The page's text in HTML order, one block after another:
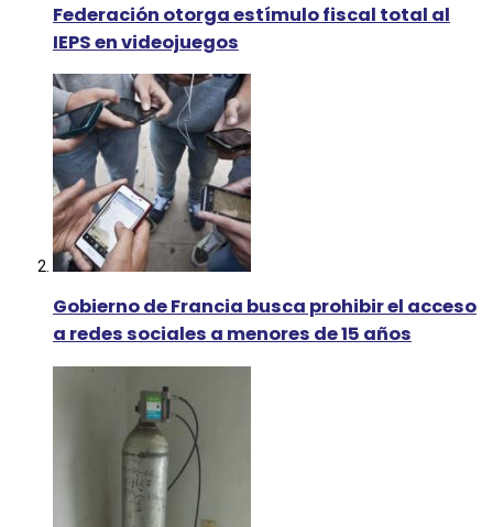
Federación otorga estímulo fiscal total al
IEPS en videojuegos
Gobierno de Francia busca prohibir el acceso
a redes sociales a menores de 15 años